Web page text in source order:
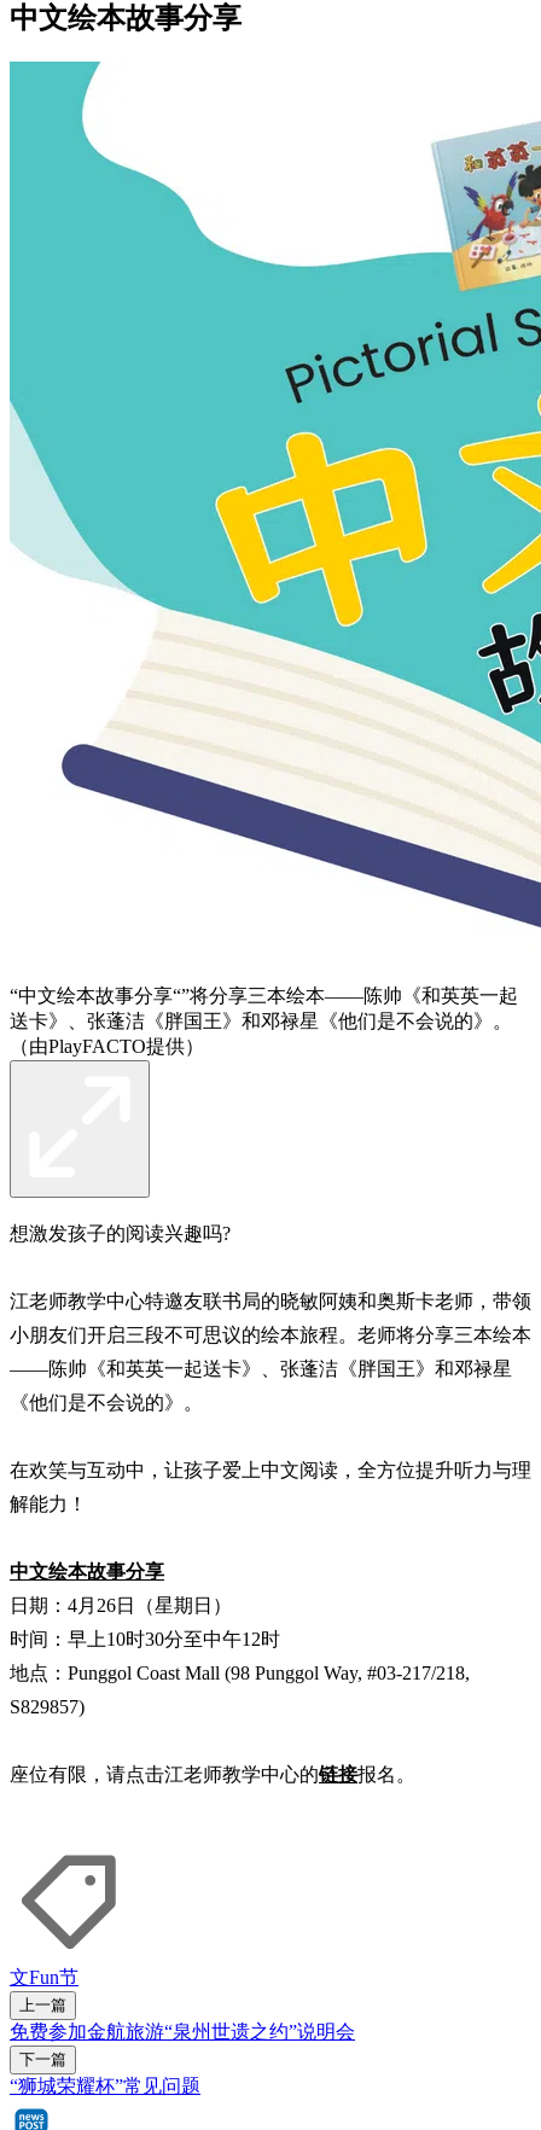
中文绘本故事分享
“中文绘本故事分享“”将分享三本绘本——陈帅《和英英一起
送卡》、张蓬洁《胖国王》和邓禄星《他们是不会说的》。
（由PlayFACTO提供）
想激发孩子的阅读兴趣吗?
江老师教学中心特邀友联书局的晓敏阿姨和奥斯卡老师，带领
小朋友们开启三段不可思议的绘本旅程。老师将分享三本绘本
——陈帅《和英英一起送卡》、张蓬洁《胖国王》和邓禄星
《他们是不会说的》。
在欢笑与互动中，让孩子爱上中文阅读，全方位提升听力与理
解能力！
中文绘本故事分享
日期：4月26日（星期日）
时间：早上10时30分至中午12时
地点：Punggol Coast Mall (98 Punggol Way, #03-217/218,
S829857)
座位有限，请点击江老师教学中心的链接报名。
文Fun节
上一篇
免费参加金航旅游“泉州世遗之约”说明会
下一篇
“狮城荣耀杯”常见问题